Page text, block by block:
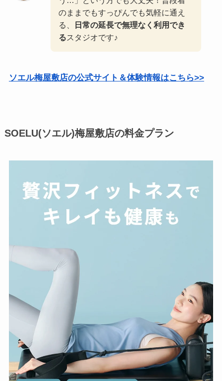
のままでもすっぴんでも気軽に通え
る、
日常の延長で無理なく利用でき
るスタジオです♪
ソエル梅屋敷店の公式サイト＆体験情報はこちら>>
SOELU(ソエル)梅屋敷店の料金プラン